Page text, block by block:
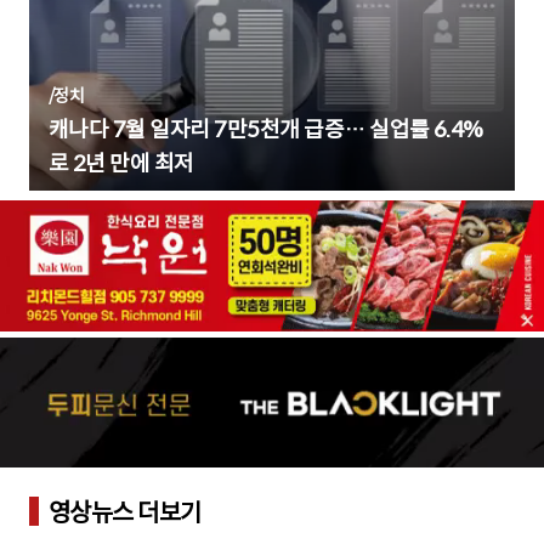
/정치
캐나다 7월 일자리 7만5천개 급증… 실업률 6.4%
로 2년 만에 최저
영상뉴스 더보기